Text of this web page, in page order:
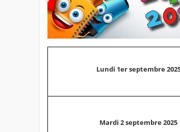
Lundi 1er septembre
Mardi 2 septembre 2025